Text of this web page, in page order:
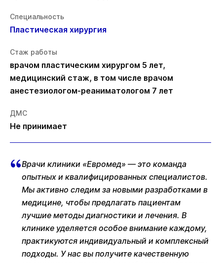
Специальность
Пластическая хирургия
Стаж работы
врачом пластическим хирургом 5 лет,
медицинский стаж, в том числе врачом
анестезиологом-реаниматологом 7 лет
ДМС
Не принимает
Врачи клиники «Евромед» — это команда
опытных и квалифицированных специалистов.
Мы активно следим за новыми разработками в
медицине, чтобы предлагать пациентам
лучшие методы диагностики и лечения. В
клинике уделяется особое внимание каждому,
практикуются индивидуальный и комплексный
подходы. У нас вы получите качественную